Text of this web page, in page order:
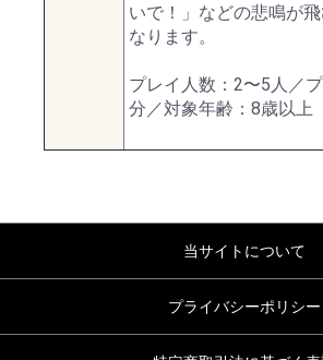
いで！」などの悲鳴が
なります。
プレイ人数：2〜5人／
分／対象年齢：8歳以上
当サイトについて
プライバシーポリシー